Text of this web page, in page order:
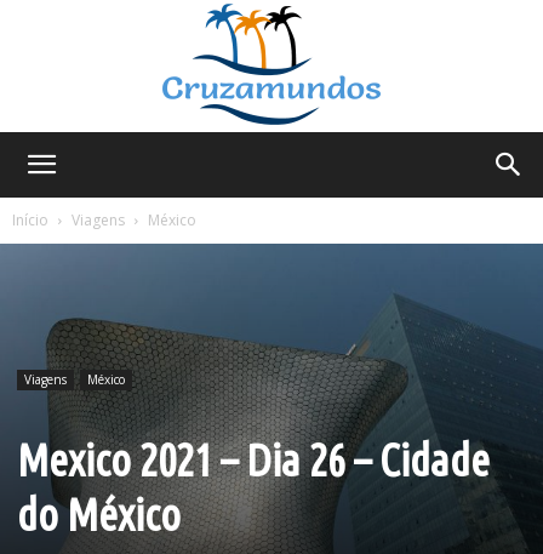
Início
Viagens México
Viagens México
Mexico 2021 – Dia 26 – Cidade
do México